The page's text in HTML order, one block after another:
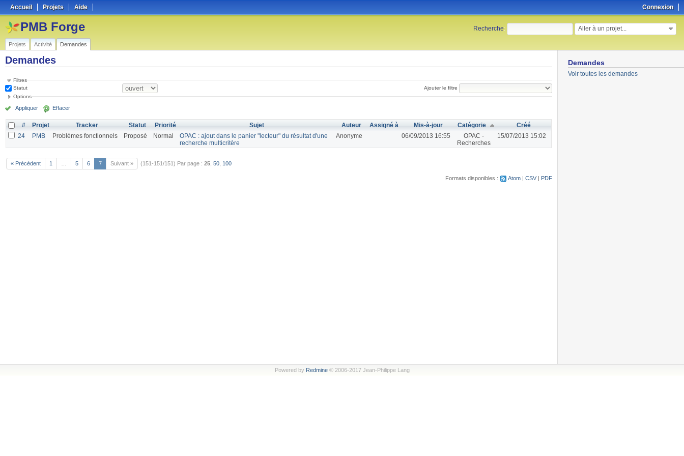
Connexion
Accueil Projets Aide
Recherche: Aller à un projet...
PMB Forge
Projets Activité Demandes
Demandes
Voir toutes les demandes
Demandes
Filtres
Statut
Ajouter le filtre
Options
Appliquer Effacer
# Projet Tracker Statut Priorité Sujet Auteur Assigné à Mis-à-jour Catégorie
Créé
24
PMB Problèmes fonctionnels Proposé Normal
OPAC : ajout dans le panier "lecteur" du résultat d'une
recherche multicritère
Anonyme 06/09/2013 16:55
OPAC -
Recherches
15/07/2013 15:02
« Précédent 1 5 6 7 Suivant » (151-151/151) Par page : 25 50 100
Formats disponibles : Atom CSV PDF
Powered by Redmine© 2006-2017 Jean-Philippe Lang